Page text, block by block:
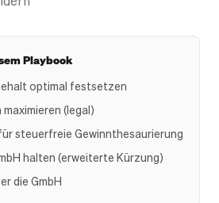
Playbook
optimal festsetzen
(legal)
steuerfreie Gewinnthesaurierung
halten (erweiterte Kürzung)
die GmbH